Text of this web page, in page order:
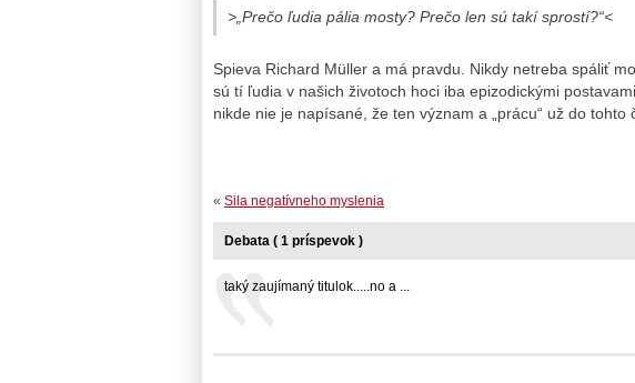
>„Prečo ľudia pália mosty? Prečo len sú takí sprostí?“<
Spieva Richard Müller a má pravdu. Nikdy netreba spáliť
sú tí ľudia v našich životoch hoci iba epizodickými
nikde nie je napísané, že ten význam a „prácu“ už do
« Sila negatívneho myslenia
Debata ( 1 príspevok )
taký zaujímaný titulok.....no a ...